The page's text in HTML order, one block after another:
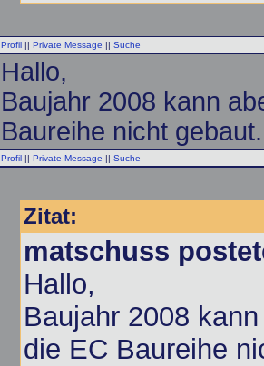
Profil || Private Message || Suche
Hallo,
Baujahr 2008 kann
Baureihe nicht gebaut.
Profil || Private Message || Suche
Zitat:
matschuss
Hallo,
Baujahr 2008
die EC Baureihe